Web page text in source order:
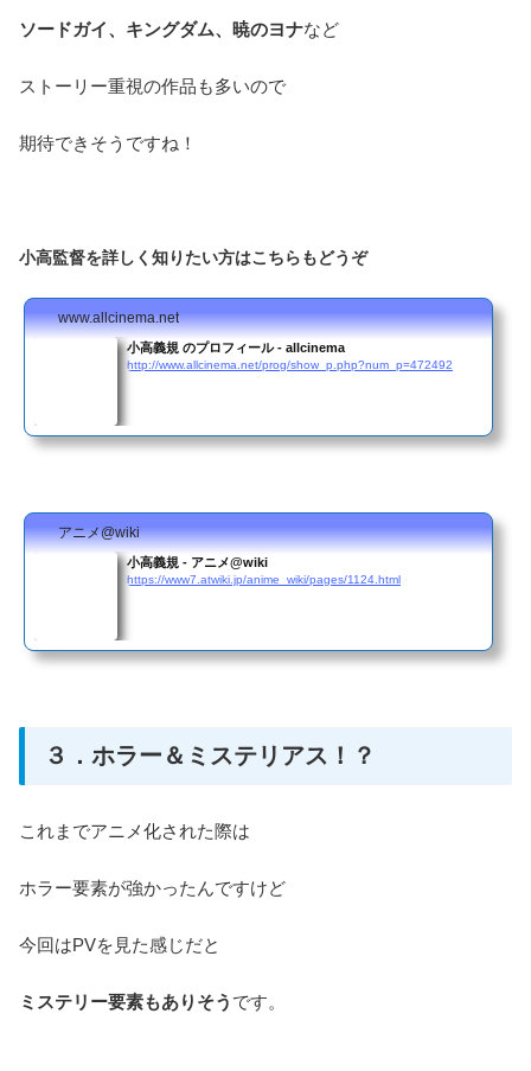
ソードガイ、キングダム、暁のヨナなど
ストーリー重視の作品も多いので
期待できそうですね！
小高監督を詳しく知りたい方はこちらもどうぞ
www.allcinema.net
小高義規 のプロフィール - allcinema
http://www.allcinema.net/prog/show_p.php?num_p=472492
アニメ@wiki
小高義規 - アニメ@wiki
https://www7.atwiki.jp/anime_wiki/pages/1124.html
３．ホラー＆ミステリアス！？
これまでアニメ化された際は
ホラー要素が強かったんですけど
今回はPVを見た感じだと
ミステリー要素もありそう です。